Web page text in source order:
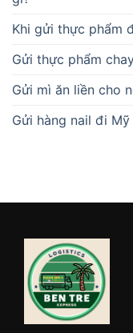
Khi gửi thực phẩm
Gửi thực phẩm
Gửi mì ăn liền cho
Gửi hàng nail đi